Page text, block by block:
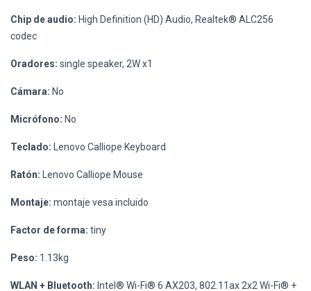
Chip de audio: High Definition (HD) Audio, Realtek® ALC256
codec
Oradores: single speaker, 2W x1
Cámara: No
Micrófono: No
Teclado: Lenovo Calliope Keyboard
Ratón: Lenovo Calliope Mouse
Montaje: montaje vesa incluido
Factor de forma: tiny
Peso: 1.13kg
WLAN + Bluetooth: Intel® Wi-Fi® 6 AX203, 802.11ax 2x2 Wi-Fi® +